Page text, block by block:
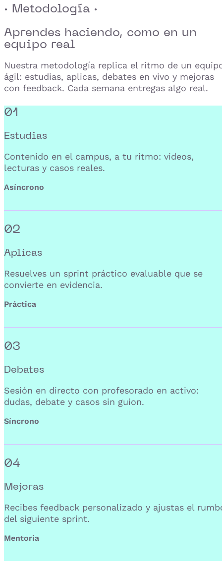
· Metodología ·
Aprendes haciendo, como en un
equipo real
Nuestra metodología replica el ritmo de un
ágil: estudias, aplicas, debates en vivo y mejoras
con feedback. Cada semana entregas algo real.
01
Estudias
Contenido en el campus, a tu ritmo: videos,
lecturas y casos reales.
Asíncrono
02
Aplicas
Resuelves un sprint práctico evaluable que se
convierte en evidencia.
Práctica
03
Debates
Sesión en directo con profesorado en activo:
dudas, debate y casos sin guion.
Síncrono
04
Mejoras
Recibes feedback personalizado y ajustas el
del siguiente sprint.
Mentoría